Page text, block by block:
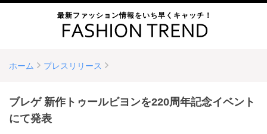
最新ファッション情報をいち早くキャッチ！
ホーム プレスリリース
ブレゲ 新作トゥールビヨンを220周年記念イベント
にて発表